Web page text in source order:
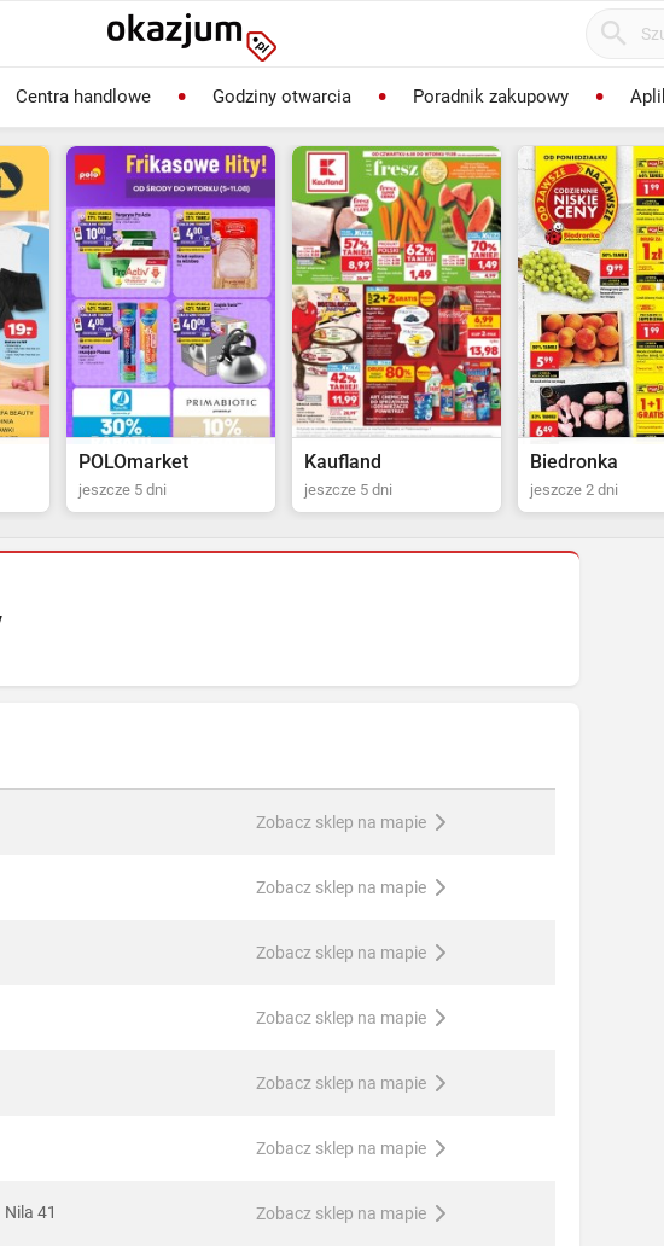
Centra handlowe Godziny otwarcia Poradnik zakupowy
Kaufland
jeszcze 5 dni
Biedronka
jeszcze 2 dni
POLOmarket
jeszcze 5 dni
Zobacz sklep na mapie
Zobacz sklep na mapie
Zobacz sklep na mapie
Zobacz sklep na mapie
Zobacz sklep na mapie
Zobacz sklep na mapie
41 Zobacz sklep na mapie